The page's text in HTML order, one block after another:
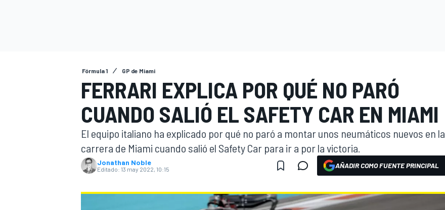
Fórmula 1 GP de Miami
FERRARI EXPLICA POR QUÉ NO PARÓ
CUANDO SALIÓ EL SAFETY CAR EN MIAMI
El equipo italiano ha explicado por qué no paró a montar unos neumáticos nuevos en la
carrera de Miami cuando salió el Safety Car para ir a por la victoria.
Jonathan Noble
Editado: 13 may 2022, 10:15 AÑADIR COMO FUENTE PRINCIPAL